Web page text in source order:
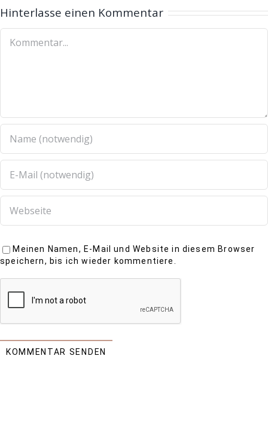
Hinterlasse einen Kommentar
Meinen Namen, E-Mail und Website in diesem Browser
speichern, bis ich wieder kommentiere.